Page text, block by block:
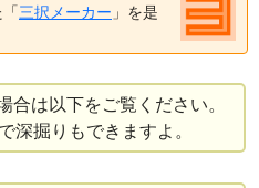
三択メーカー 」を是
合は以下をご覧ください。
深掘りもできますよ。